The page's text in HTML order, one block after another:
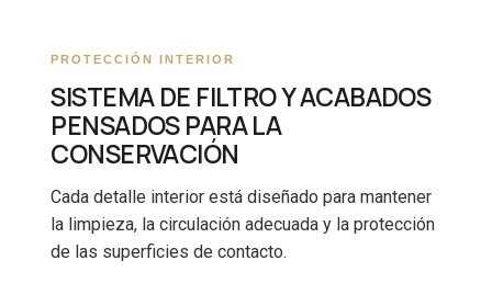
PROTECCIÓN INTERIOR
SISTEMA DE FILTRO Y ACABADOS
PENSADOS PARA LA
CONSERVACIÓN
Cada detalle interior está diseñado para mantener
la limpieza, la circulación adecuada y la protección
de las superficies de contacto.